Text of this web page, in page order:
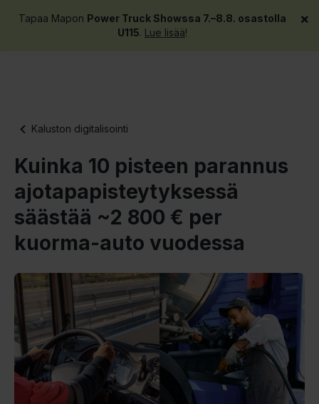
Tapaa Mapon Power Truck Showssa 7.–8.8. osastolla
U115. Lue lisää!
×
Kaluston digitalisointi
Kuinka 10 pisteen parannus
ajotapapisteytyksessä
säästää ~2 800 € per
kuorma-auto vuodessa